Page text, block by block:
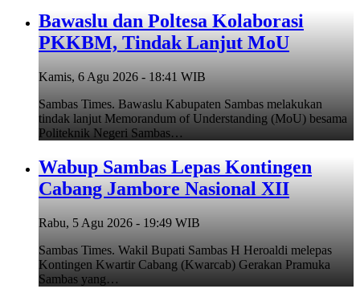
Bawaslu dan Poltesa Kolaborasi
PKKBM, Tindak Lanjut MoU
Kamis, 6 Agu 2026 - 18:41 WIB
Sambas Times. Bawaslu Kabupaten Sambas melakukan
tindak lanjut Memorandum of Understanding (MoU) besama
Politeknik Negeri Sambas…
Wabup Sambas Lepas Kontingen
Cabang Jambore Nasional XII
Rabu, 5 Agu 2026 - 19:49 WIB
Sambas Times. Wakil Bupati Sambas H Heroaldi melepas
Kontingen Kwartir Cabang (Kwarcab) Gerakan Pramuka
Sambas yang…